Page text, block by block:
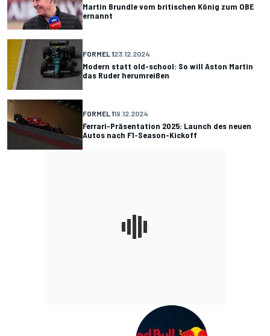
Martin Brundle vom britischen König zum OBE
ernannt
FORMEL 123.12.2024
Modern statt old-school: So will Aston Martin
das Ruder herumreißen
FORMEL 119.12.2024
Ferrari-Präsentation 2025: Launch des neuen
Autos nach F1-Season-Kickoff